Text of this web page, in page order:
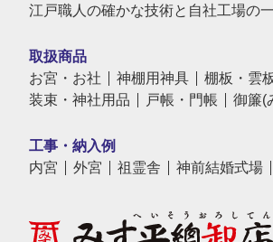
江戸職人の確かな技術と自社工場の
取扱商品
お宮・お社
神棚用神具 棚板・雲
装束・神社用品
戸帳・門帳 御簾(
工事・納入例
内宮
外宮 祖霊舎 神前結婚式場